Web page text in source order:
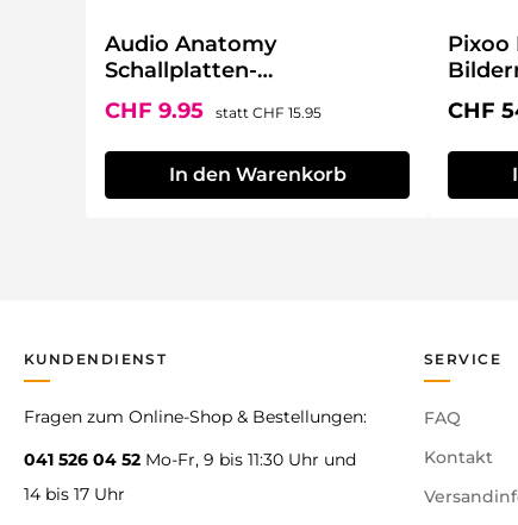
Audio Anatomy
Schallplatten-
Reinigungsset
Verkaufspreis:
CHF 9.95 statt Regulärer Preis:
CHF 15.95
In den Warenkorb
Pixoo
CHF
KUNDENDIENST
Fragen zum Online-Shop & Bestellungen:
041 526 04 52 Mo-Fr, 9 bis 11:30 Uhr und
14 bis 17 Uhr
SERVICE
FAQ
Kontakt